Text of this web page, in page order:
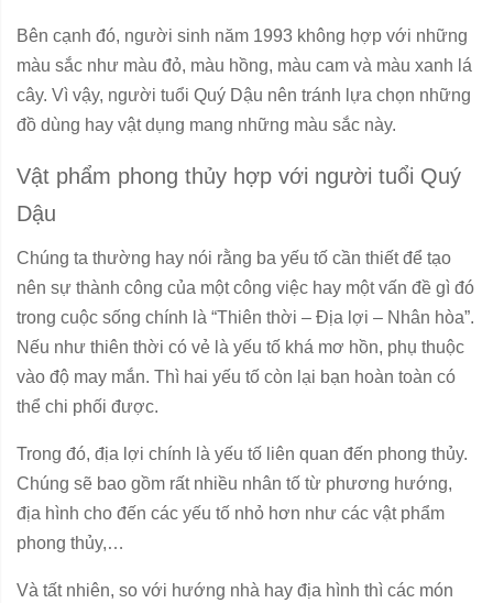
Bên cạnh đó, người sinh năm 1993 không hợp với những
màu sắc như màu đỏ, màu hồng, màu cam và màu xanh lá
cây. Vì vậy, người tuổi Quý Dậu nên tránh lựa chọn những
đồ dùng hay vật dụng mang những màu sắc này.
Vật phẩm phong thủy hợp với người tuổi Quý
Dậu
Chúng ta thường hay nói rằng ba yếu tố cần thiết để tạo
nên sự thành công của một công việc hay một vấn đề gì đó
trong cuộc sống chính là “Thiên thời – Địa lợi – Nhân hòa”.
Nếu như thiên thời có vẻ là yếu tố khá mơ hồn, phụ thuộc
vào độ may mắn. Thì hai yếu tố còn lại bạn hoàn toàn có
thể chi phối được.
Trong đó, địa lợi chính là yếu tố liên quan đến phong thủy.
Chúng sẽ bao gồm rất nhiều nhân tố từ phương hướng,
địa hình cho đến các yếu tố nhỏ hơn như các vật phẩm
phong thủy,…
Và tất nhiên, so với hướng nhà hay địa hình thì các món